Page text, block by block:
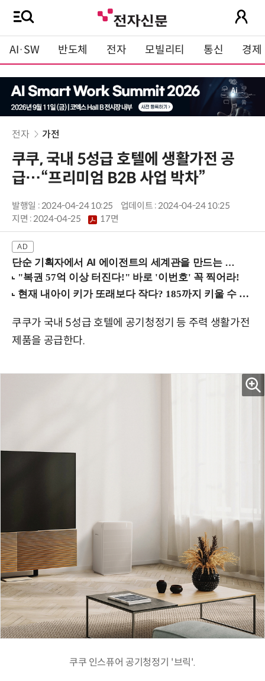
AI·SW 반도체 전자 모빌리티 통신 경제
전자 가전
쿠쿠, 국내 5성급 호텔에 생활가전 공
급…“프리미엄 B2B 사업 박차”
발행일 : 2024-04-24 10:25
업데이트 : 2024-04-24 10:25
지면 :2024-04-25 17면
단순 기획자에서 AI 에이전트의 세계관을 만드는 지식 설계자로.. (8/20 강남역)
쿠쿠가 국내 5성급 호텔에 공기청정기 등 주력 생활가전
제품을 공급한다.
쿠쿠 인스퓨어 공기청정기 '브릭'.